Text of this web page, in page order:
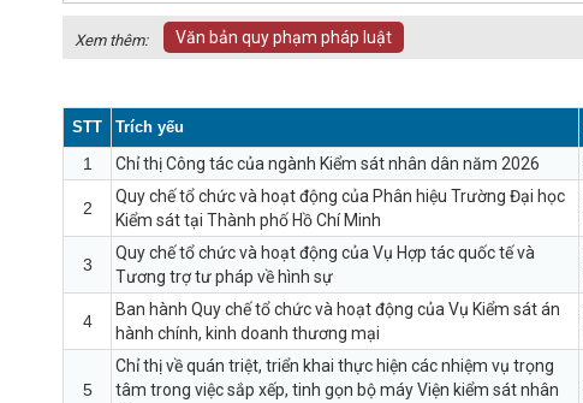
Xem thêm: Văn bản quy phạm pháp luật
STT Trích yếu
1 Chỉ thị Công tác của ngành Kiểm sát nhân dân năm 2026
2
Quy chế tổ chức và hoạt động của Phân hiệu Trường Đại học
Kiểm sát tại Thành phố Hồ Chí Minh
3
Quy chế tổ chức và hoạt động của Vụ Hợp tác quốc tế và
Tương trợ tư pháp về hình sự
4
Ban hành Quy chế tổ chức và hoạt động của Vụ Kiểm sát án
hành chính, kinh doanh thương mại
5
Chỉ thị về quán triệt, triển khai thực hiện các nhiệm vụ trọng
tâm trong việc sắp xếp, tinh gọn bộ máy Viện kiểm sát nhân